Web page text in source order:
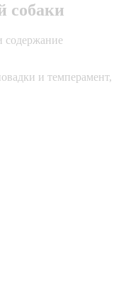
собаки
содержание
и темперамент,